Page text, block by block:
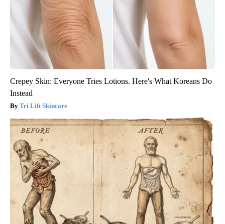
Crepey Skin: Everyone Tries Lotions. Here's What Koreans Do
Instead
Tri Lift Skincare